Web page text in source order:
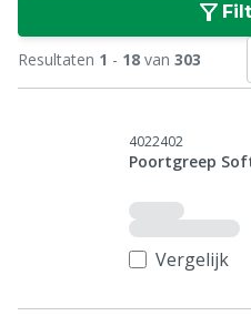
Resultaten 1 - 18 van 303
4022402
Poortgreep
Vergelijk